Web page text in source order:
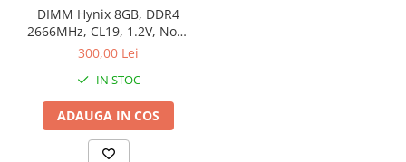
Statii GRAFICE
Statii GRAFICE NOI
Statii GRAFICE Refurbished
Imprimante&Consumabile
Accesorii Printing
DIMM Hynix 8GB, DDR4
2666MHz, CL19, 1.2V, Non-
ECC, bulk
300,00 Lei
IN STOC
ADAUGA IN COS